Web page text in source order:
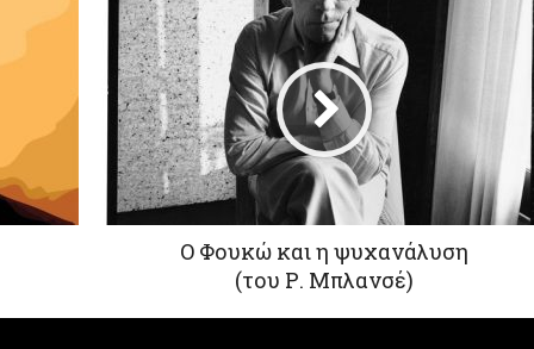
Ο Φουκώ και η ψυχανάλυση
(του Ρ. Μπλανσέ)